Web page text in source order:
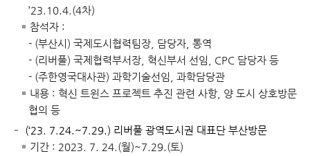
’23.10.4.(4차)
참석자 :
- (부산시) 국제도시협력팀장, 담당자, 통역
- (리버풀) 국제협력부서장, 혁신부서 선임, CPC 담당자 등
- (주한영국대사관) 과학기술선임, 과학담당관
내용 : 혁신 트윈스 프로젝트 추진 관련 사항, 양 도시 상호방문
협의 등
(‘23. 7.24.~7.29.) 리버풀 광역도시권 대표단 부산방문
기간 : 2023. 7. 24.(월)~7.29.(토)